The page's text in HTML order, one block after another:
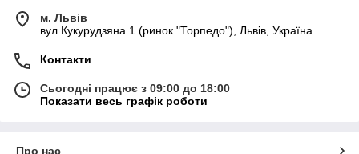
м. Львів
вул.Кукурудзяна 1 (ринок "Торпедо"), Львів, Україна
Контакти
Сьогодні працює з 09:00 до 18:00
Показати весь графік роботи
Про нас